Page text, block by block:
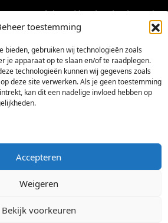
toestemming
bieden, gebruiken wij technologieën zoals
je apparaat op te slaan en/of te raadplegen.
technologieën kunnen wij gegevens zoals
deze site verwerken. Als je geen toestemming
kan dit een nadelige invloed hebben op
Accepteren
Weigeren
Bekijk voorkeuren
Adres: Hambeukerboord
35
(geen bezoekadres)
info@dutchlrs.nl
+31 45 2123953
2026 Dutch LRS